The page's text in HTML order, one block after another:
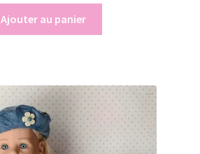
Ajouter au panier